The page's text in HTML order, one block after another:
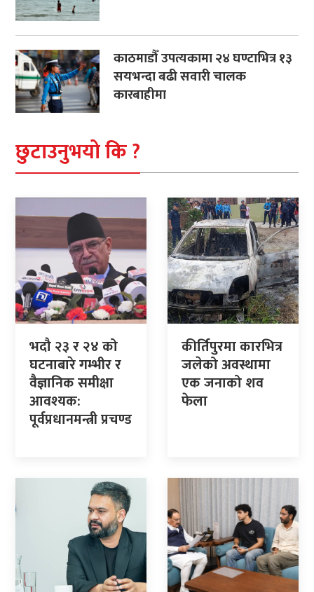
काठमाडौँ उपत्यकामा २४ घण्टाभित्र १३
सयभन्दा बढी सवारी चालक
कारबाहीमा
छुटाउनुभयो कि ?
भदौ २३ र २४ को
घटनाबारे गम्भीर र
वैज्ञानिक समीक्षा
आवश्यक:
पूर्वप्रधानमन्त्री प्रचण्ड
कीर्तिपुरमा कारभित्र
जलेको अवस्थामा
एक जनाको शव
फेला